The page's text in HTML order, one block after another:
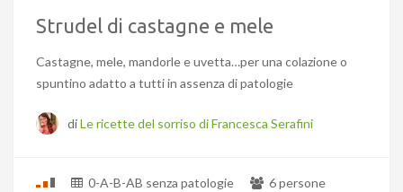
Strudel di castagne e mele
Castagne, mele, mandorle e uvetta…per una colazione o
spuntino adatto a tutti in assenza di patologie
diLe ricette del sorriso di Francesca Serafini
0-A-B-AB senza patologie 6 persone